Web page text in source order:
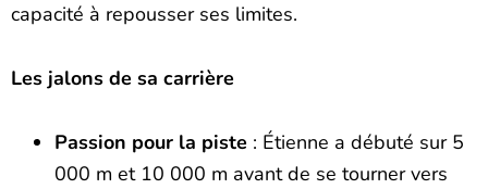
capacité à repousser ses limites.
Les jalons de sa carrière
Passion pour la piste : Étienne a débuté sur 5
000 m et 10 000 m avant de se tourner vers